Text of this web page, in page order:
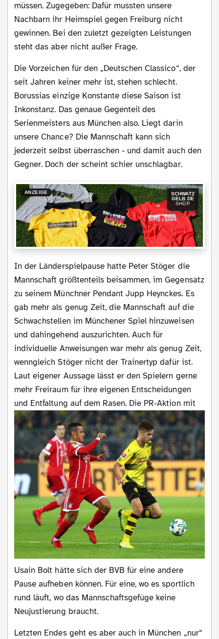
müssen. Zugegeben: Dafür mussten unsere
Nachbarn ihr Heimspiel gegen Freiburg nicht
gewinnen. Bei den zuletzt gezeigten Leistungen
steht das aber nicht außer Frage.
Die Vorzeichen für den „Deutschen Classico“, der
seit Jahren keiner mehr ist, stehen schlecht.
Borussias einzige Konstante diese Saison ist
Inkonstanz. Das genaue Gegenteil des
Serienmeisters aus München also. Liegt darin
unsere Chance? Die Mannschaft kann sich
jederzeit selbst überraschen - und damit auch den
Gegner. Doch der scheint schier unschlagbar.
ANZEIGE
SCHWATZ
GELB.DE
SHOP
In der Länderspielpause hatte Peter Stöger die
Mannschaft größtenteils beisammen, im Gegensatz
zu seinem Münchner Pendant Jupp Heynckes. Es
gab mehr als genug Zeit, die Mannschaft auf die
Schwachstellen im Münchener Spiel hinzuweisen
und dahingehend auszurichten. Auch für
individuelle Anweisungen war mehr als genug Zeit,
wenngleich Stöger nicht der Trainertyp dafür ist.
Laut eigener Aussage lässt er den Spielern gerne
mehr Freiraum für ihre eigenen Entscheidungen
und Entfaltung auf dem Rasen. Die PR-Aktion mit
Usain Bolt hätte sich der BVB für eine andere
Pause aufheben können. Für eine, wo es sportlich
rund läuft, wo das Mannschaftsgefüge keine
Neujustierung braucht.
Letzten Endes geht es aber auch in München „nur“